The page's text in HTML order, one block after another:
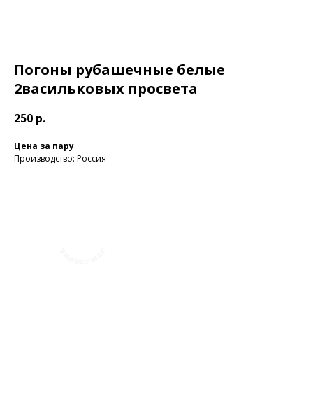
Погоны рубашечные белые
2васильковых просвета
250 р.
Цена за пару
Производство: Россия